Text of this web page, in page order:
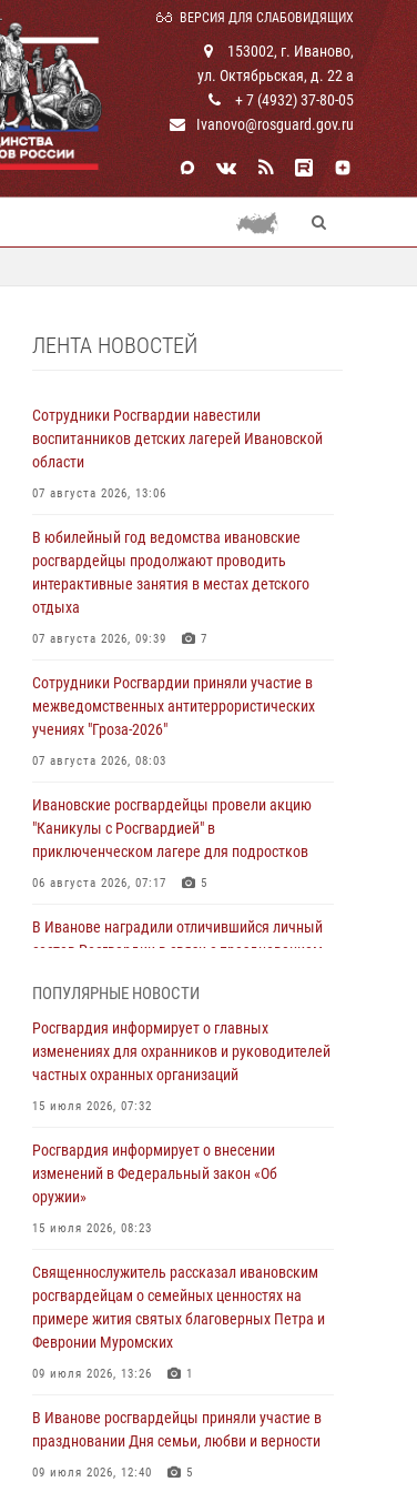
ВЕРСИЯ ДЛЯ СЛАБОВИДЯЩИХ
153002, г. Иваново,
ул. Октябрьская, д. 22 а
+ 7 (4932) 37-80-05
Ivanovo@rosguard.gov.ru
ЛЕНТА НОВОСТЕЙ
Сотрудники Росгвардии навестили
воспитанников детских лагерей Ивановской
области
07 августа 2026, 13:06
В юбилейный год ведомства ивановские
росгвардейцы продолжают проводить
интерактивные занятия в местах детского
отдыха
07 августа 2026, 09:39 7
Сотрудники Росгвардии приняли участие в
межведомственных антитеррористических
учениях "Гроза-2026"
07 августа 2026, 08:03
Ивановские росгвардейцы провели акцию
"Каникулы с Росгвардией" в
приключенческом лагере для подростков
06 августа 2026, 07:17 5
В Иванове наградили отличившийся личный
состав Росгвардии в связи с празднованием
В Иванове росгвардейцы оказали помощь
пожилому мужчине, которому стало плохо во
В Иванове личный состав Росгвардии принял
участие в торжественных мероприятиях,
02 августа 2026, 11:46 13
Мероприятия в рамках акции «Каникулы с
Росгвардией» продолжаются в Ивановской
В Ивановской области при содействии
Росгвардии задержаны подозреваемые в
ПОПУЛЯРНЫЕ НОВОСТИ
Росгвардия информирует о главных
изменениях для охранников и руководителей
частных охранных организаций
15 июля 2026, 07:32
Росгвардия информирует о внесении
изменений в Федеральный закон «Об
оружии»
15 июля 2026, 08:23
Священнослужитель рассказал ивановским
росгвардейцам о семейных ценностях на
примере жития святых благоверных Петра и
Февронии Муромских
09 июля 2026, 13:26 1
В Иванове росгвардейцы приняли участие в
праздновании Дня семьи, любви и верности
09 июля 2026, 12:40 5